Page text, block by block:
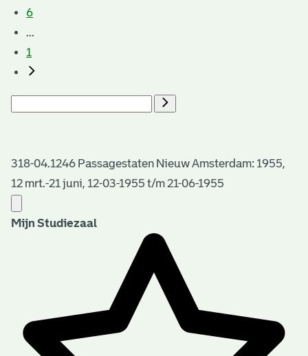
6
...
1
318-04.1246 Passagestaten Nieuw Amsterdam: 1955,
12 mrt.-21 juni, 12-03-1955 t/m 21-06-1955
Mijn Studiezaal